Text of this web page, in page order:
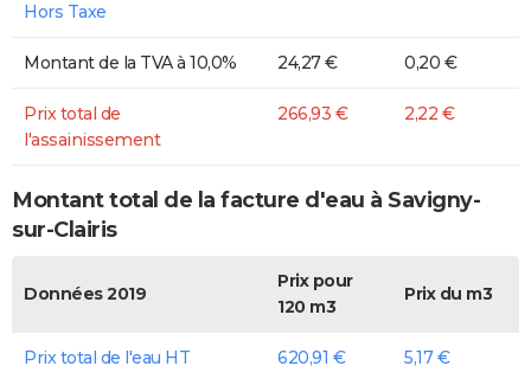
Hors Taxe
Montant de la TVA à 10,0% 24,27 € 0,20 €
Prix total de
l'assainissement
266,93 € 2,22 €
Montant total de la facture d'eau à Savigny-
sur-Clairis
Données 2019
Prix pour
120 m3
Prix du m3
Prix total de l'eau HT 620,91 € 5,17 €